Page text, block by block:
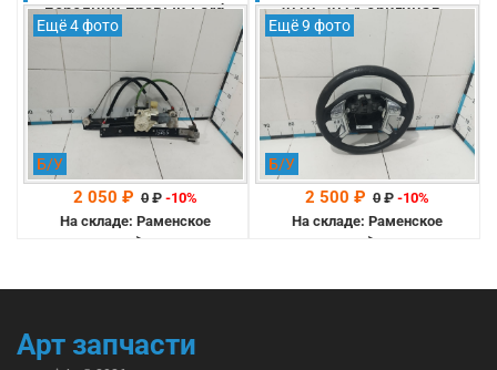
передний правый Ford
Mondeo 4 2010-2014
оригинал (1881203)
Ещё 4 фото
Б/У
2 050 ₽ 0 ₽ -10%
На складе: Раменское
-->
2010-2014 оригинал
(1677409)
Ещё 9 фото
Б/У
2 500 ₽ 0 ₽ -10%
На складе: Раменское
-->
Арт запчасти